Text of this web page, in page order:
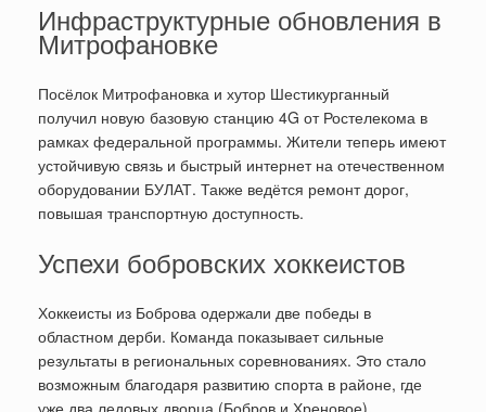
Инфраструктурные обновления в
Митрофановке
Посёлок Митрофановка и хутор Шестикурганный
получил новую базовую станцию 4G от Ростелекома в
рамках федеральной программы. Жители теперь имеют
устойчивую связь и быстрый интернет на отечественном
оборудовании БУЛАТ. Также ведётся ремонт дорог,
повышая транспортную доступность.
Успехи бобровских хоккеистов
Хоккеисты из Боброва одержали две победы в
областном дерби. Команда показывает сильные
результаты в региональных соревнованиях. Это стало
возможным благодаря развитию спорта в районе, где
уже два ледовых дворца (Бобров и Хреновое).